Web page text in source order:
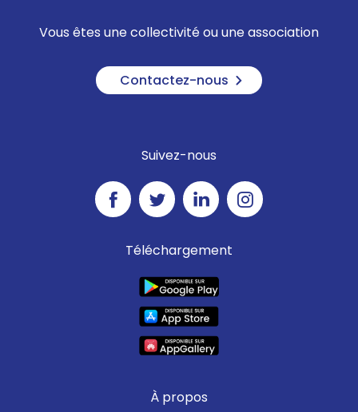
Vous êtes une collectivité ou une association
Contactez-nous
Suivez-nous
Téléchargement
À propos